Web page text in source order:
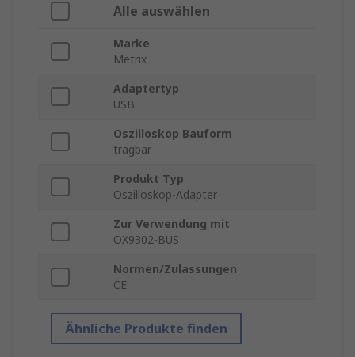
Alle auswählen
Marke
Metrix
Adaptertyp
USB
Oszilloskop Bauform
tragbar
Produkt Typ
Oszilloskop-Adapter
Zur Verwendung mit
OX9302-BUS
Normen/Zulassungen
CE
Ähnliche Produkte finden